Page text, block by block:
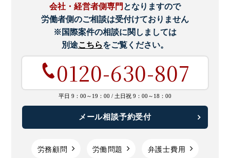
会社・経営者側専門 となりますので
労働者側のご相談は受付けておりません
※国際案件の相談に関しましては
別途こちらをご覧ください。
0120-630-807
平日 9：00～19：00 / 土日祝 9：00～18：00
メール相談予約受付
労務顧問 労働問題 弁護士費用